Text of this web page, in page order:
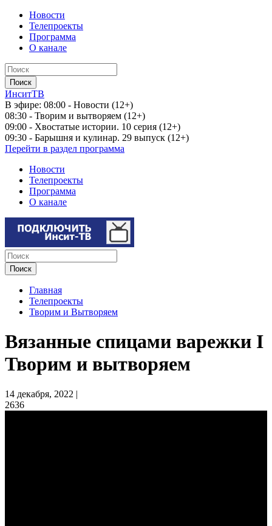
Новости
Телепроекты
Программа
О канале
ИнситТВ
В эфире: 08:00 - Новости (12+)
08:30 - Творим и вытворяем (12+)
09:00 - Хвостатые истории. 10 серия (12+)
09:30 - Барышня и кулинар. 29 выпуск (12+)
Перейти в раздел программа
Новости
Телепроекты
Программа
О канале
Главная
Телепроекты
Творим и Вытворяем
Вязанные спицами варежки I
Творим и вытворяем
14 декабря, 2022 |
2636